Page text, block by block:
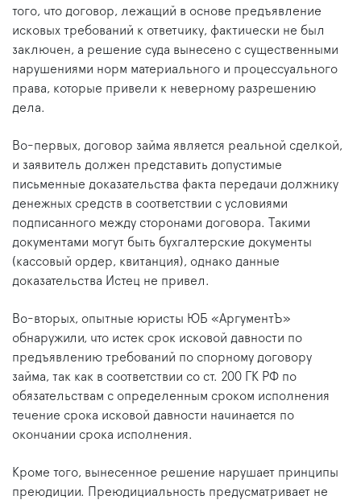
того, что договор, лежащий в основе предъявление
исковых требований к ответчику, фактически не был
заключен, а решение суда вынесено с существенными
нарушениями норм материального и процессуального
права, которые привели к неверному разрешению
дела.
Во-первых, договор займа является реальной сделкой,
и заявитель должен представить допустимые
письменные доказательства факта передачи должнику
денежных средств в соответствии с условиями
подписанного между сторонами договора. Такими
документами могут быть бухгалтерские документы
(кассовый ордер, квитанция), однако данные
доказательства Истец не привел.
Во-вторых, опытные юристы ЮБ «АргументЪ»
обнаружили, что истек срок исковой давности по
предъявлению требований по спорному договору
займа, так как в соответствии со ст. 200 ГК РФ по
обязательствам с определенным сроком исполнения
течение срока исковой давности начинается по
окончании срока исполнения.
Кроме того, вынесенное решение нарушает принципы
преюдиции. Преюдициальность предусматривает не